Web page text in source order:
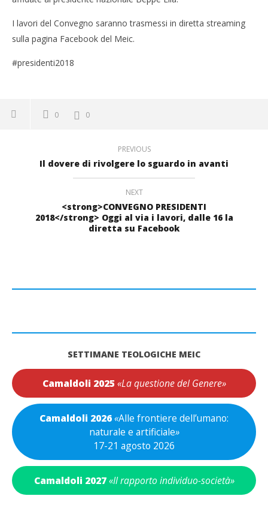
I lavori del Convegno saranno trasmessi in diretta streaming
sulla pagina Facebook del Meic.
#presidenti2018
0 0
PREVIOUS
Il dovere di rivolgere lo sguardo in avanti
NEXT
<strong>CONVEGNO PRESIDENTI
2018</strong> Oggi al via i lavori, dalle 16 la
diretta su Facebook
SETTIMANE TEOLOGICHE MEIC
Camaldoli 2025 «La questione del Genere»
Camaldoli 2026«Alle frontiere dell’umano:
naturale e artificiale»
17-21 agosto 2026
Camaldoli 2027 «Il rapporto individuo-società»